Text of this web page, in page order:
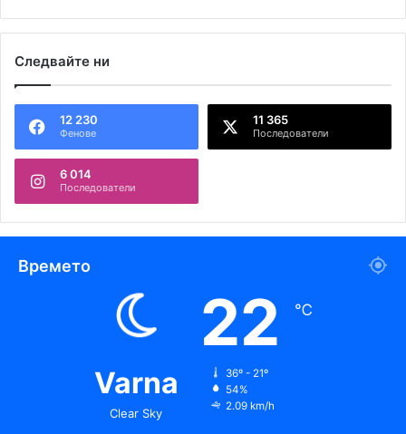
Следвайте ни
12 230
Фенове
11 365
Последователи
6 014
Последователи
Времето
Varna
Clear Sky
22 ℃
36º - 21º
54%
2.09 km/h